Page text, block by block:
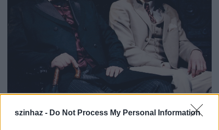
szinhaz - Do Not Process My Personal Information
Három hónapig egy bécsi szállodában volt